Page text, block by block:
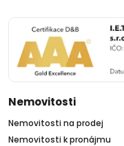
Nemovitosti
Nemovitosti na prodej
Nemovitosti k pronájmu